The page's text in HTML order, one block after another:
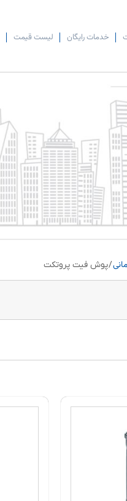
خدمات رایگان لیست قیمت
/ پوش فیت پروتکت